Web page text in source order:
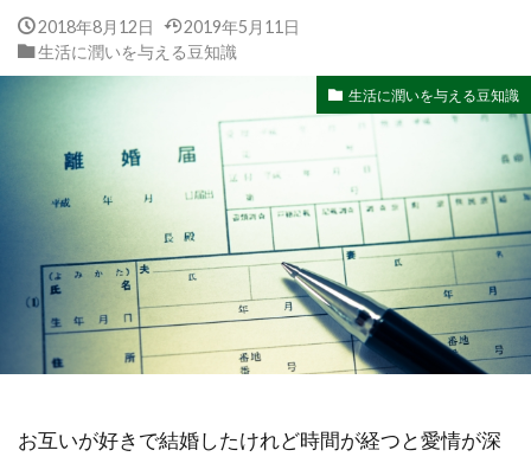
2018年8月12日
2019年5月11日
生活に潤いを与える豆知識
生活に潤いを与える豆知識
お互いが好きで結婚したけれど時間が経つと愛情が深